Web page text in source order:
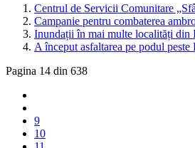
Centrul de Servicii Comunitare
Campanie pentru combaterea
Inundații în mai multe localități din
A început asfaltarea pe podul
Pagina 14 din 638
9
10